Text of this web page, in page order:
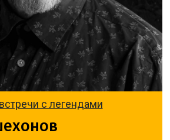
встречи с легендами